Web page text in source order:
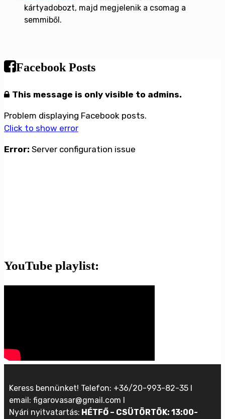
kártyadobozt, majd megjelenik a csomag a
semmiből.
Facebook Posts
This message is only visible to admins.
Problem displaying Facebook posts.
Click to show error
Error: Server configuration issue
YouTube playlist:
Keress bennünket! Telefon: +36/20-993-82-35 I
email: figarovasar@gmail.com I
Nyári nyitvatartás: HÉTFŐ – CSÜTÖRTÖK: 13:00-